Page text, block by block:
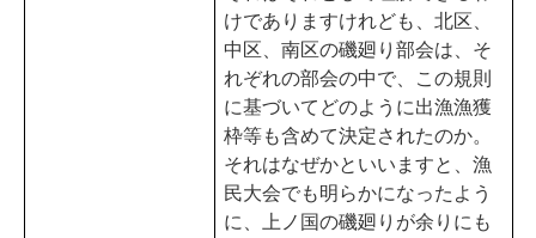
けでありますけれども、北区、
中区、南区の磯廻り部会は、そ
れぞれの部会の中で、この規則
に基づいてどのように出漁漁獲
枠等も含めて決定されたのか。
それはなぜかといいますと、漁
民大会でも明らかになったよう
に、上ノ国の磯廻りが余りにも